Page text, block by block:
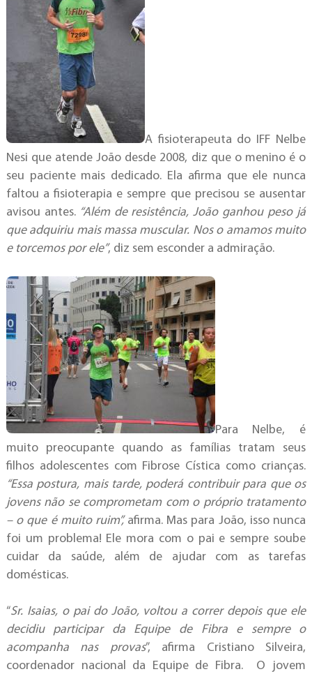
A fisioterapeuta do IFF Nelbe
Nesi que atende João desde 2008, diz que o menino é o
seu paciente mais dedicado. Ela afirma que ele nunca
faltou a fisioterapia e sempre que precisou se ausentar
avisou antes.“Além de resistência, João ganhou peso já
que adquiriu mais massa muscular. Nos o amamos muito
e torcemos por ele”, diz sem esconder a admiração.
Para Nelbe, é
muito preocupante quando as famílias tratam seus
filhos adolescentes com Fibrose Cística como crianças.
“Essa postura, mais tarde, poderá contribuir para que os
jovens não se comprometam com o próprio tratamento
– o que é muito ruim”, afirma. Mas para João, isso nunca
foi um problema! Ele mora com o pai e sempre soube
cuidar da saúde, além de ajudar com as tarefas
domésticas.
“Sr. Isaias, o pai do João, voltou a correr depois que ele
decidiu participar da Equipe de Fibra e sempre o
acompanha nas provas”, afirma Cristiano Silveira,
coordenador nacional da Equipe de Fibra. O jovem